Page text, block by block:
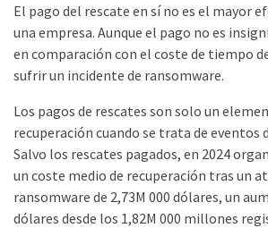
El pago del rescate en sí no es el mayor
una empresa. Aunque el pago no es
en comparación con el coste de tiempo
sufrir un incidente de ransomware.
Los pagos de rescates son solo un
recuperación cuando se trata de eventos
Salvo los rescates pagados, en 2024
un coste medio de recuperación tras un
ransomware de 2,73M 000 dólares, un
dólares desde los 1,82M 000 millones